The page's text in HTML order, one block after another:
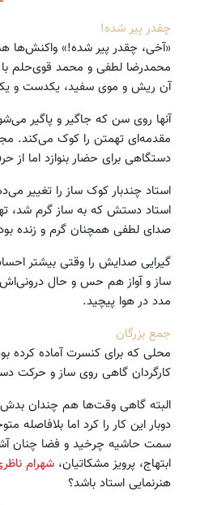
چقدر پیر شده!
«آخی، چقدر پیر شده!» واکنش‌ها
محمدرضا لطفی و محمد قوی‌حلم
آن ریش و موی سفید، یکدست و
آنها روی سن که جاگیر و پاگیر
مقدمه‌ای تهمتن را کوک می‌کند.
دستگاهی برای حضار بنوازد اما
استاد چندبار کوک ساز را تغییر
صدای لطفی همچنان گرم و زنده
گیرایی صدایش را وقتی بیشتر
ساز و آواز هم حس و حال درونی‌اش
مدد در هوا پیچید.
جمع بزرگان
کارگردان گاهی روی ساز و حرکت
البته گاهی وقت‌ها هم چندان بدش
دوبار این کار را کرد اما
سمت حاشیه چرخید و فضا چنان
ابتهاج، پرویز مشکاتیان، شهرام
هنرنمایی استاد باشد؟